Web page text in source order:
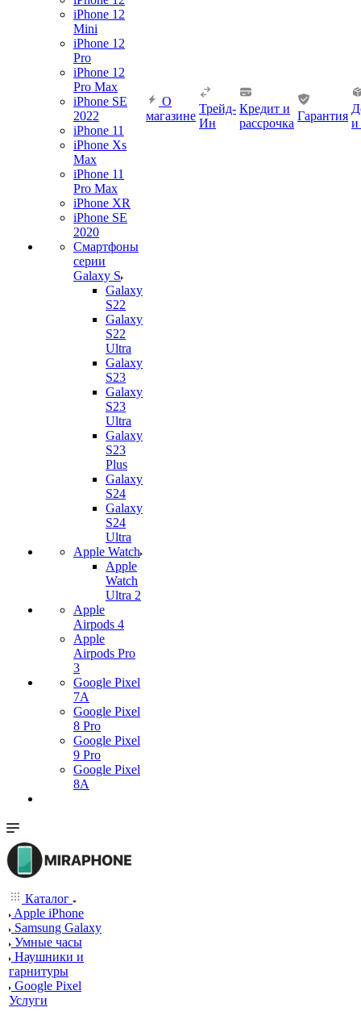
iPhone 12
Mini
iPhone 12
Pro
iPhone 12
Pro Max
iPhone SE
2022
iPhone 11
iPhone Xs
Max
iPhone 11
Pro Max
iPhone XR
iPhone SE
2020
Смартфоны
серии
Galaxy S
Galaxy
S22
Galaxy
S22
Ultra
Galaxy
S23
Galaxy
S23
Ultra
Galaxy
S23
Plus
Galaxy
S24
Galaxy
S24
Ultra
Apple Watch
Apple
Watch
Ultra 2
Apple
Airpods 4
Apple
Airpods Pro
3
Google Pixel
7А
Google Pixel
8 Pro
Google Pixel
9 Pro
Google Pixel
8A
О
магазине
Трейд-
Ин
Кредит и
рассрочка
Гарантия
и
Каталог
Apple iPhone
Samsung Galaxy
Умные часы
Наушники и
гарнитуры
Google Pixel
Услуги